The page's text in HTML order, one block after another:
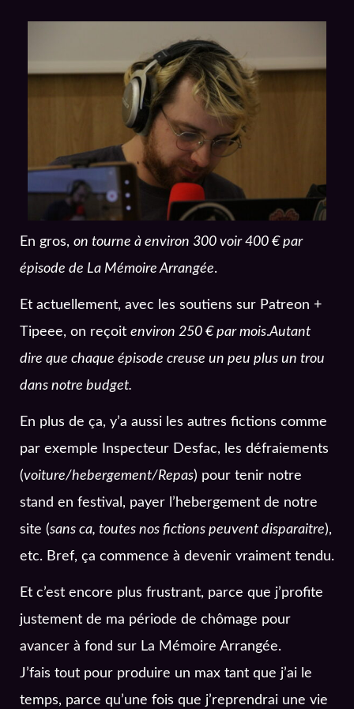
En gros, on tourne à environ 300 voir 400 € par
épisode de La Mémoire Arrangée.
Et actuellement, avec les soutiens sur Patreon +
Tipeee, on reçoit environ 250 € par mois.Autant
dire que chaque épisode creuse un peu plus un trou
dans notre budget.
En plus de ça, y’a aussi les autres fictions comme
par exemple Inspecteur Desfac, les défraiements
(voiture/hebergement/Repas) pour tenir notre
stand en festival, payer l’hebergement de notre
site (sans ca, toutes nos fictions peuvent disparaitre),
etc. Bref, ça commence à devenir vraiment tendu.
Et c’est encore plus frustrant, parce que j’profite
justement de ma période de chômage pour
avancer à fond sur La Mémoire Arrangée.
J’fais tout pour produire un max tant que j’ai le
temps, parce qu’une fois que j’reprendrai une vie